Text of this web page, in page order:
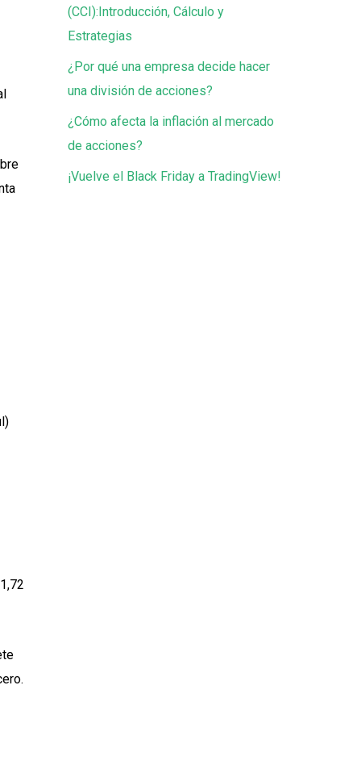
(CCI):Introducción, Cálculo y
Estrategias
¿Por qué una empresa decide hacer
una división de acciones?
¿Cómo afecta la inflación al mercado
de acciones?
¡Vuelve el Black Friday a TradingView!